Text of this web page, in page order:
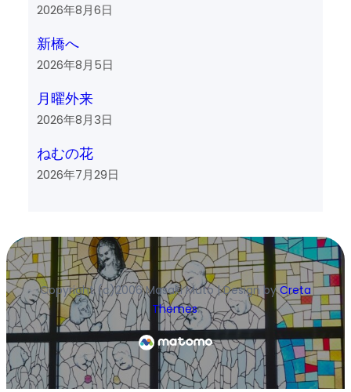
2026年8月6日
新橋へ
2026年8月5日
月曜外来
2026年8月3日
ねむの花
2026年7月29日
Copyright (c)2006 Masaki Muto | Design byCreta
Themes.